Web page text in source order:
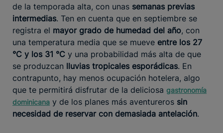
de la temporada alta, con unas semanas previas
intermedias. Ten en cuenta que en septiembre se
registra el mayor grado de humedad del año, con
una temperatura media que se mueve entre los 27
°C y los 31 °C y una probabilidad más alta de que
se produzcan lluvias tropicales esporádicas. En
contrapunto, hay menos ocupación hotelera, algo
que te permitirá disfrutar de la deliciosa gastronomía
dominicana y de los planes más aventureros sin
necesidad de reservar con demasiada antelación.